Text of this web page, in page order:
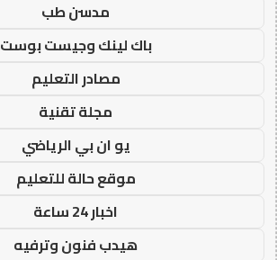
مدسن طب
باك لينك وجيست بوست
مصادر التعليم
مجلة تقنية
يو ان بي الرياضي
موقع حالة للتعليم
اخبار 24 ساعة
هيدب فنون وترفيه